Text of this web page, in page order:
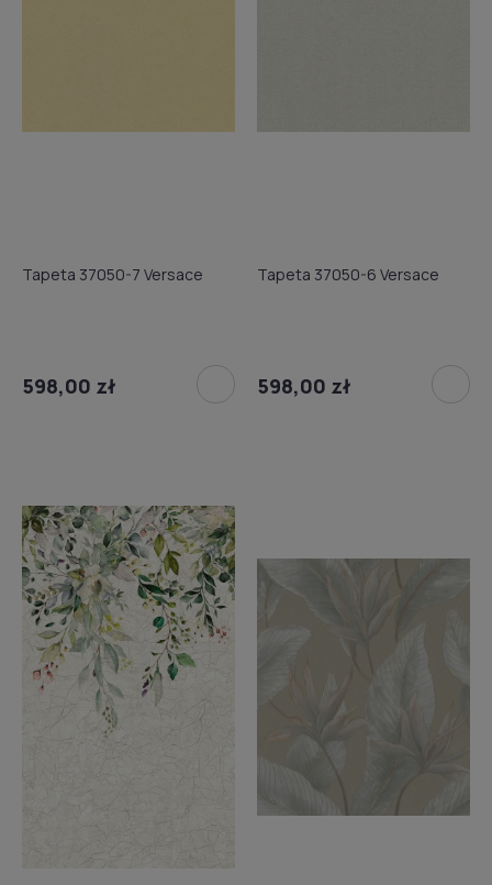
Tapeta 37050-7 Versace
598,00 zł
Tapeta 37050-6 Versace
598,00 zł